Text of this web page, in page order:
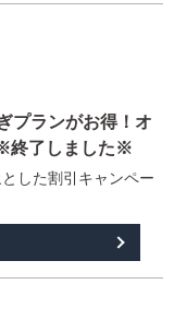
プランがお得！オ
終了しました※
した割引キャンペー